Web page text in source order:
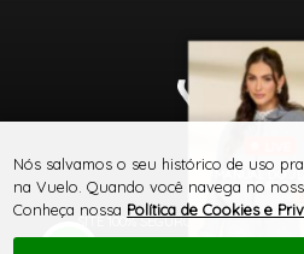
SITE 100% SEGURO
® TODOS DIREITOS
MANUAL DO
VUELO
Nós salvamos o seu histórico de uso
na Vuelo. Quando você navega no
Conheça nossa Política de Cookies e